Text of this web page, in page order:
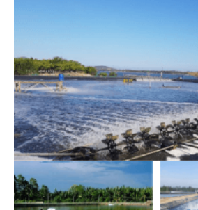
Thuế Mục 301 và
tôm Việt tại thị...
VASEP chào đón
mại Sim Ba gia